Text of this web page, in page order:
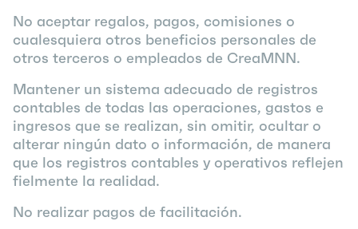
No aceptar regalos, pagos, comisiones o
cualesquiera otros beneficios personales de
otros terceros o empleados de CreaMNN.
Mantener un sistema adecuado de registros
contables de todas las operaciones, gastos e
ingresos que se realizan, sin omitir, ocultar o
alterar ningún dato o información, de manera
que los registros contables y operativos reflejen
fielmente la realidad.
No realizar pagos de facilitación.